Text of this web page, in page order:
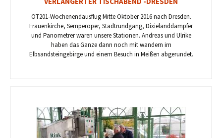
OT201-Wochenendausflug Mitte Oktober 2016 nach Dresden.
Frauenkirche, Semperoper, Stadtrundgang, Dixielanddampfer
und Panometrer waren unsere Stationen. Andreas und Ulrike
haben das Ganze dann noch mit wandern im
Elbsandsteingebirge und einem Besuch in Meißen abgerundet.